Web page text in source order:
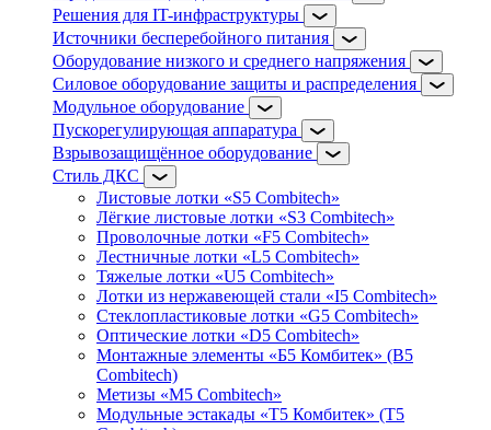
Решения для IT-инфраструктуры
Источники бесперебойного питания
Оборудование низкого и среднего напряжения
Силовое оборудование защиты и распределения
Модульное оборудование
Пускорегулирующая аппаратура
Взрывозащищённое оборудование
Стиль ДКС
Листовые лотки «S5 Combitech»
Лёгкие листовые лотки «S3 Combitech»
Проволочные лотки «F5 Combitech»
Лестничные лотки «L5 Combitech»
Тяжелые лотки «U5 Combitech»
Лотки из нержавеющей стали «I5 Combitech»
Стеклопластиковые лотки «G5 Combitech»
Оптические лотки «D5 Combitech»
Монтажные элементы «Б5 Комбитек» (B5
Combitech)
Метизы «M5 Combitech»
Модульные эстакады «Т5 Комбитек» (T5